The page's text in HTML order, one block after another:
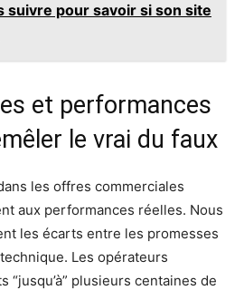
suivre pour savoir si son site
et performances
le vrai du faux
les offres commerciales
aux performances réelles. Nous
les écarts entre les promesses
Les opérateurs
“jusqu’à” plusieurs centaines de